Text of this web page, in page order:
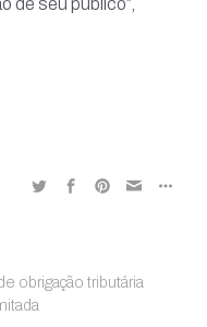
de seu público”,
obrigação tributária